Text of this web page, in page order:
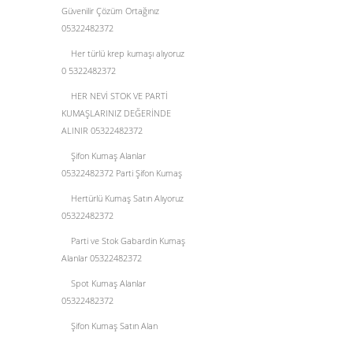
Güvenilir Çözüm Ortağınız
05322482372
Her türlü krep kumaşı alıyoruz
0 5322482372
HER NEVİ STOK VE PARTİ
KUMAŞLARINIZ DEĞERİNDE
ALINIR 05322482372
Şifon Kumaş Alanlar
05322482372 Parti Şifon Kumaş
Hertürlü Kumaş Satın Alıyoruz
05322482372
Parti ve Stok Gabardin Kumaş
Alanlar 05322482372
Spot Kumaş Alanlar
05322482372
Şifon Kumaş Satın Alan